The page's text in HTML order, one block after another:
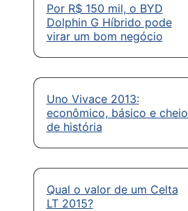
Por R$ 150 mil, o BYD
Dolphin G Híbrido pode
virar um bom negócio
Uno Vivace 2013:
econômico, básico e cheio
de história
Qual o valor de um Celta
LT 2015?